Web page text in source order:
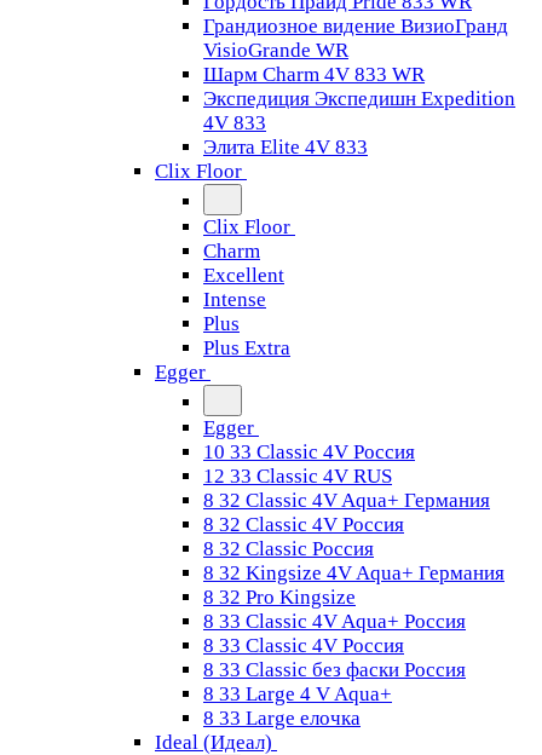
Грандиозное видение ВизиоГранд
VisioGrande WR
Шарм Charm 4V 833 WR
Экспедиция Экспедишн Expedition
4V 833
Элита Elite 4V 833
Clix Floor
Clix Floor
Charm
Excellent
Intense
Plus
Plus Extra
Egger
Egger
10 33 Classic 4V Россия
12 33 Classic 4V RUS
8 32 Classic 4V Aqua+ Германия
8 32 Classic 4V Россия
8 32 Classic Россия
8 32 Kingsize 4V Aqua+ Германия
8 32 Pro Kingsize
8 33 Classic 4V Aqua+ Россия
8 33 Classic 4V Россия
8 33 Classic без фаски Россия
8 33 Large 4 V Aqua+
8 33 Large елочка
Ideal (Идеал)